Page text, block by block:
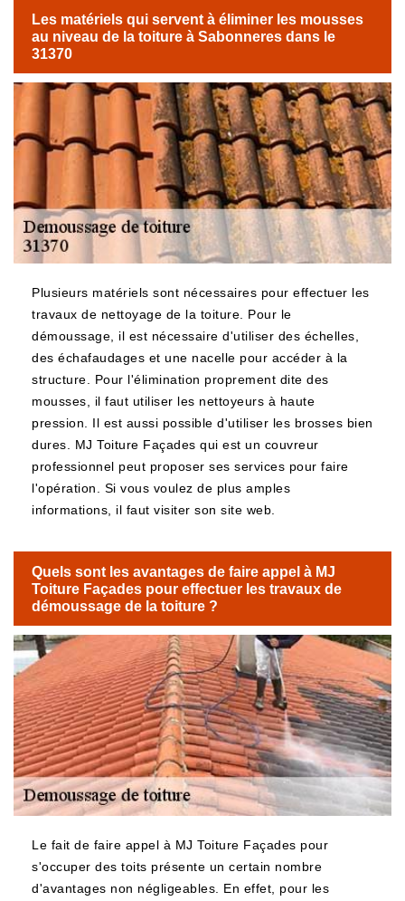
Les matériels qui servent à éliminer les mousses
au niveau de la toiture à Sabonneres dans le
31370
Plusieurs matériels sont nécessaires pour effectuer les
travaux de nettoyage de la toiture. Pour le
démoussage, il est nécessaire d'utiliser des échelles,
des échafaudages et une nacelle pour accéder à la
structure. Pour l'élimination proprement dite des
mousses, il faut utiliser les nettoyeurs à haute
pression. Il est aussi possible d'utiliser les brosses bien
dures. MJ Toiture Façades qui est un couvreur
professionnel peut proposer ses services pour faire
l'opération. Si vous voulez de plus amples
informations, il faut visiter son site web.
Quels sont les avantages de faire appel à MJ
Toiture Façades pour effectuer les travaux de
démoussage de la toiture ?
Le fait de faire appel à MJ Toiture Façades pour
s'occuper des toits présente un certain nombre
d'avantages non négligeables. En effet, pour les